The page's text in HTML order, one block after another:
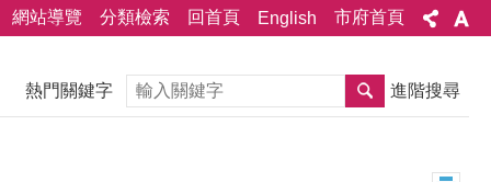
網站導覽 分類檢索 回首頁 English 市府首頁
熱門關鍵字 搜尋 進階搜尋